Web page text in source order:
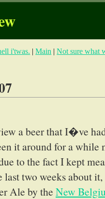
i'twas. |Main |Not sure what
a beer that I�ve
it around for a while
to the fact I kept
last two weeks about
Ale by the New